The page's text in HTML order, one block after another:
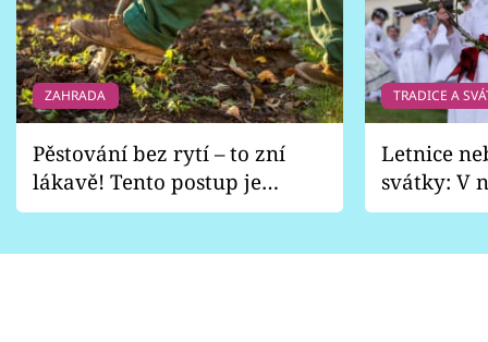
ZAHRADA
Pěstování bez rytí – to zní
lákavě! Tento postup je
vhodný jen pro některé
TRADICE A
Letnice
svátky: V
pondělí